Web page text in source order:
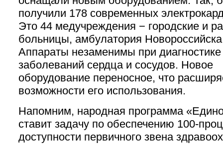
получили 178 современных
Это 44 медучреждения − городские и
больницы, амбулатория
Аппараты незаменимы при
заболеваний сердца и сосудов. Новое
оборудование переносное, что
возможности его использования.
Напомним, народная программа
ставит задачу по обеспечению 100-
доступности первичного звена